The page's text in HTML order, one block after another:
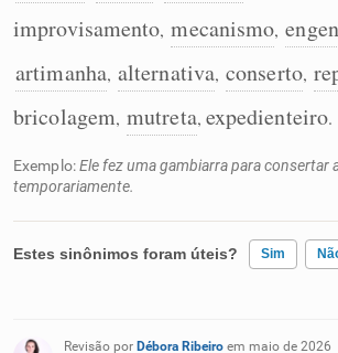
improvisamento, mecanismo,
artimanha, alternativa, conserto,
bricolagem, mutreta, expedienteiro.
Exemplo:Ele fez uma gambiarra para consertar
temporariamente.
Estes sinônimos foram úteis? Sim
Revisão por Débora Ribeiro em maio de 2026